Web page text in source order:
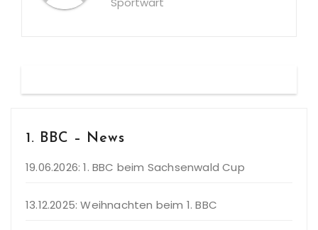
1. BBC – News
19.06.2026: 1. BBC beim Sachsenwald Cup
13.12.2025: Weihnachten beim 1. BBC